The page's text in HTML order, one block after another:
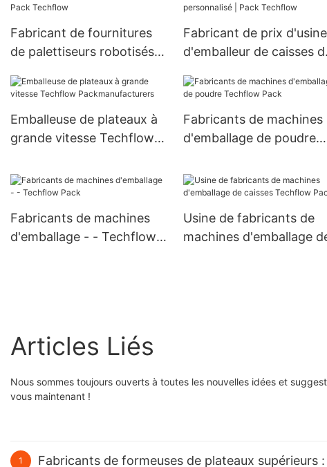
poudre et en granulés
Fabricant de fournitures
de palettiseurs robotisés
Techflow
Fabricant de prix d'usine
d'emballeur de caisses
personnalisé | Pack
Emballeuse de plateaux à
grande vitesse Techflow
Fabricants de machines
d'emballage de poudre
Fabricants de machines
d'emballage - - Techflow
Usine de fabricants de
machines d'emballage
Articles Liés
Nous sommes toujours ouverts à toutes les nouvelles idées et
vous maintenant !
1 Fabricants de formeuses de plateaux